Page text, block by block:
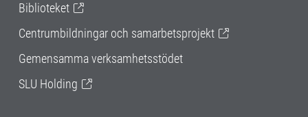
Biblioteket
Centrumbildningar och samarbetsprojekt
Gemensamma verksamhetsstödet
SLU Holding